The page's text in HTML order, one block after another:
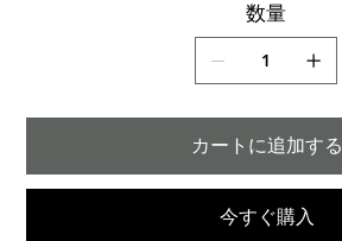
数量
カートに追加する
今すぐ購入